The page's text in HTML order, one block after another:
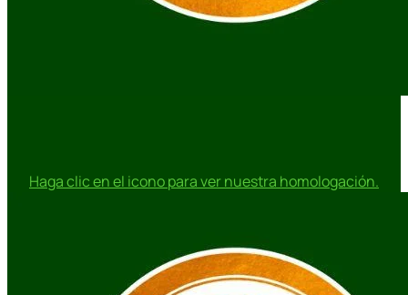
Haga clic en el icono para ver nuestra homologación.